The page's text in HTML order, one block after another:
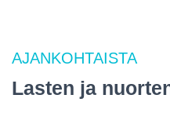
AJANKOHTAISTA
Lasten ja